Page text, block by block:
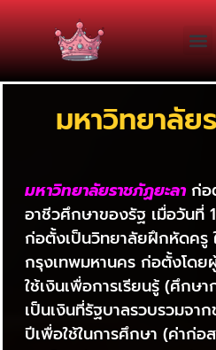
มหาวิทยาลัย
มหาวิทยาลัยราชภัฏยะลา ก่อ
อาชีวศึกษาของรัฐ เมื่อวันที่
ก่อตั้งเป็นวิทยาลัยฝึกหัดครู
กรุงเทพมหานคร ก่อตั้งโดย
ใช้เงินเพื่อการเรียนรู้ (ศึกษา
เป็นเงินที่รัฐบาลรวบรวมจา
ปีเพื่อใช้ในการศึกษา (ค่าก่